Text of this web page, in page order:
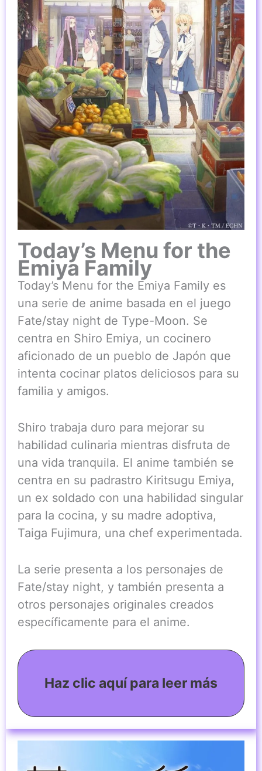
Today’s Menu for the
Emiya Family
Today’s Menu for the Emiya Family es
una serie de anime basada en el juego
Fate/stay night de Type-Moon. Se
centra en Shiro Emiya, un cocinero
aficionado de un pueblo de Japón que
intenta cocinar platos deliciosos para su
familia y amigos.
Shiro trabaja duro para mejorar su
habilidad culinaria mientras disfruta de
una vida tranquila. El anime también se
centra en su padrastro Kiritsugu Emiya,
un ex soldado con una habilidad singular
para la cocina, y su madre adoptiva,
Taiga Fujimura, una chef experimentada.
La serie presenta a los personajes de
Fate/stay night, y también presenta a
otros personajes originales creados
específicamente para el anime.
Haz clic aquí para leer más